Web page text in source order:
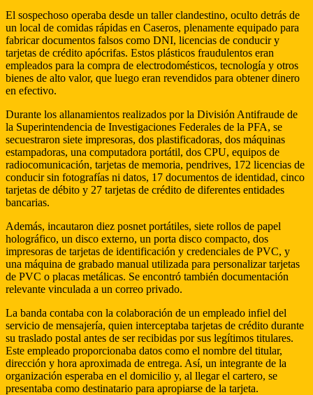
El sospechoso operaba desde un taller clandestino, oculto detrás de
un local de comidas rápidas en Caseros, plenamente equipado para
fabricar documentos falsos como DNI, licencias de conducir y
tarjetas de crédito apócrifas. Estos plásticos fraudulentos eran
empleados para la compra de electrodomésticos, tecnología y otros
bienes de alto valor, que luego eran revendidos para obtener dinero
en efectivo.
Durante los allanamientos realizados por la División Antifraude de
la Superintendencia de Investigaciones Federales de la PFA, se
secuestraron siete impresoras, dos plastificadoras, dos máquinas
estampadoras, una computadora portátil, dos CPU, equipos de
radiocomunicación, tarjetas de memoria, pendrives, 172 licencias de
conducir sin fotografías ni datos, 17 documentos de identidad, cinco
tarjetas de débito y 27 tarjetas de crédito de diferentes entidades
bancarias.
Además, incautaron diez posnet portátiles, siete rollos de papel
holográfico, un disco externo, un porta disco compacto, dos
impresoras de tarjetas de identificación y credenciales de PVC, y
una máquina de grabado manual utilizada para personalizar tarjetas
de PVC o placas metálicas. Se encontró también documentación
relevante vinculada a un correo privado.
La banda contaba con la colaboración de un empleado infiel del
servicio de mensajería, quien interceptaba tarjetas de crédito durante
su traslado postal antes de ser recibidas por sus legítimos titulares.
Este empleado proporcionaba datos como el nombre del titular,
dirección y hora aproximada de entrega. Así, un integrante de la
organización esperaba en el domicilio y, al llegar el cartero, se
presentaba como destinatario para apropiarse de la tarjeta.